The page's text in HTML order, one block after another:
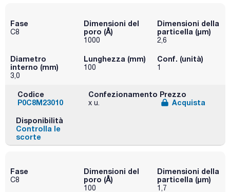
Fase
C8
Dimensioni del
poro (Å)
1000
Dimensioni della
particella (μm)
2,6
Diametro
interno (mm)
3,0
Lunghezza (mm)
100
Conf. (unità)
1
Codice
P0C8M23010
Confezionamento
x u.
Prezzo
Acquista
Disponibilità
Controlla le
scorte
Fase
C8
Dimensioni del
poro (Å)
100
Dimensioni della
particella (μm)
1,7